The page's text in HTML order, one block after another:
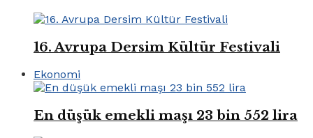
16. Avrupa Dersim Kültür Festivali
Ekonomi
En düşük emekli maşı 23 bin 552 lira